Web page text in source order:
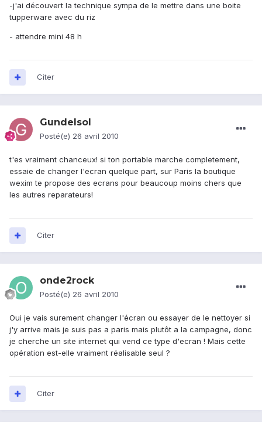
-j'ai découvert la technique sympa de le mettre dans une boite
tupperware avec du riz
- attendre mini 48 h
Citer
Gundelsol
Posté(e) 26 avril 2010
t'es vraiment chanceux! si ton portable marche completement,
essaie de changer l'ecran quelque part, sur Paris la boutique
wexim te propose des ecrans pour beaucoup moins chers que
les autres reparateurs!
Citer
onde2rock
Posté(e) 26 avril 2010
Oui je vais surement changer l'écran ou essayer de le nettoyer si
j'y arrive mais je suis pas a paris mais plutôt a la campagne, donc
je cherche un site internet qui vend ce type d'ecran ! Mais cette
opération est-elle vraiment réalisable seul ?
Citer